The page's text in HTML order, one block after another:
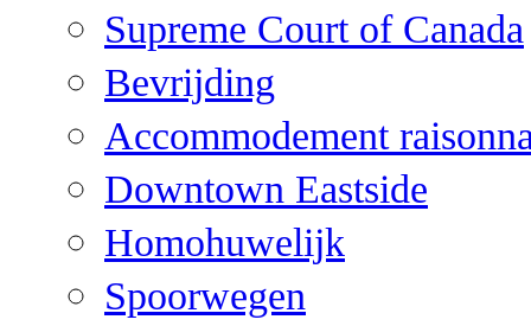
Supreme Court of Canada
Bevrijding
Accommodement
Downtown Eastside
Homohuwelijk
Spoorwegen